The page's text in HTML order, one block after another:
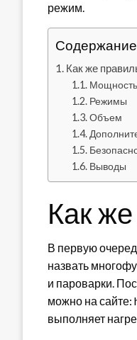
режим.
Содержание
Как же
Мощность
Режимы
Объем
Выводы
Как
В первую
назвать
и пароварки.
можно на сайте:
выполняет